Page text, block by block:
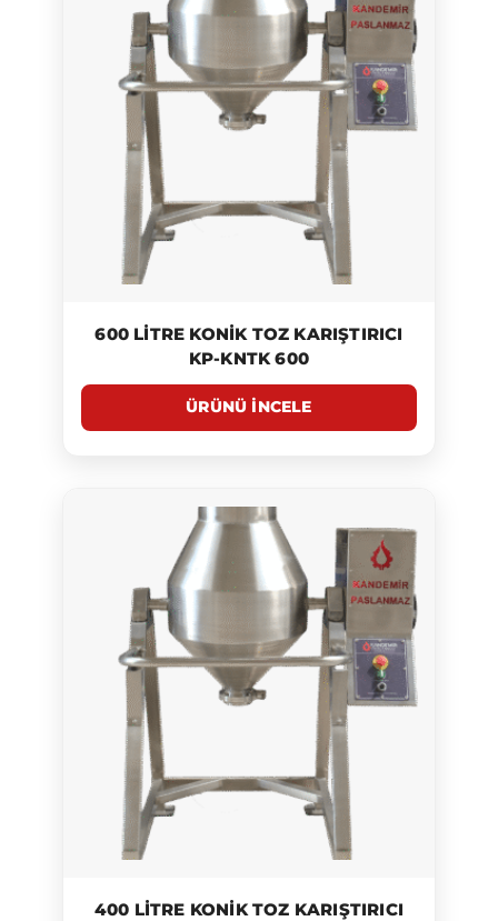
600 LITRE KONIK TOZ KARIŞTIRICI
KP-KNTK 600
400 LITRE KONIK TOZ KARIŞTIRICI